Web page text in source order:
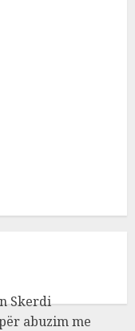
Skerdi
abuzim me